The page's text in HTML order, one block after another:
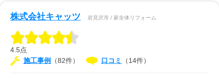
株式会社キャッツ 岩見沢市 / 家全体リフォーム
4.5点
施工事例
（82件） 口コミ （14件）